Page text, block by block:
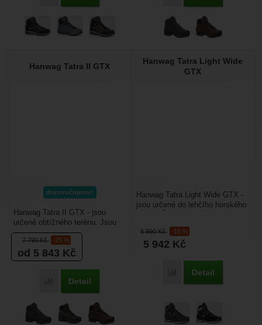
Hanwag Tatra II GTX
doporučujeme!
7 790Kč -25 %
od 5 843 Kč
Porovnat
Detail
Hanwag Tatra II GTX - jsou
určené obtížného terénu. Jsou
dostatečně stabilní, aby se daly
použít do kamenitého...
Hanwag Tatra Light Wide
GTX
6 990Kč -15 %
5 942 Kč
Porovnat
Detail
Hanwag Tatra Light Wide GTX -
jsou určené do lehčího horského
nabízí více...